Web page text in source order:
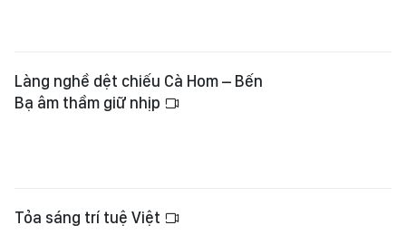
Làng nghề dệt chiếu Cà Hom – Bến
Bạ âm thầm giữ nhịp
Tỏa sáng trí tuệ Việt